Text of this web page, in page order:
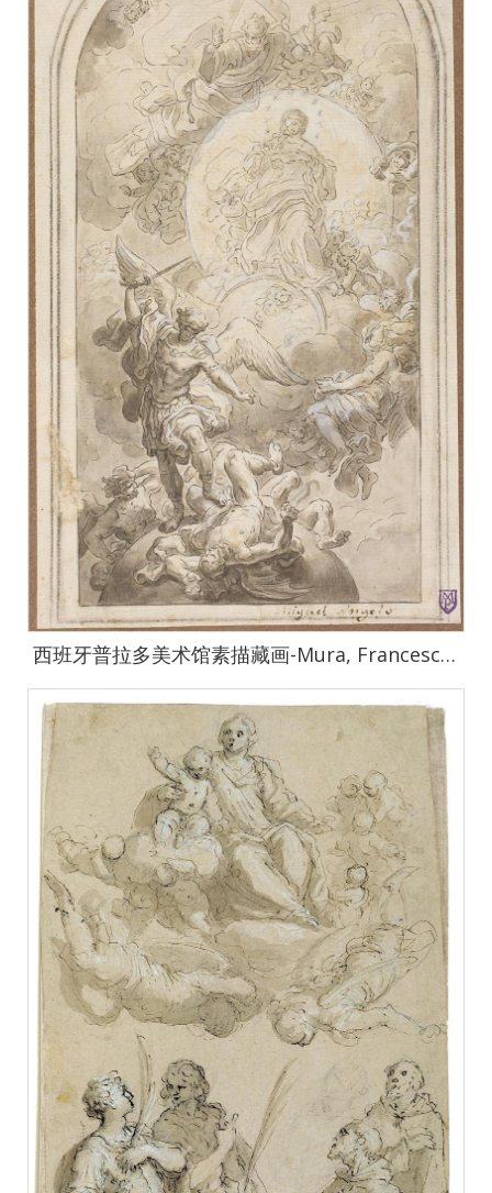
西班牙普拉多美术馆素描藏画-Mura, Francesco de-San Miguel Arcongel combatiendo a Lucifer